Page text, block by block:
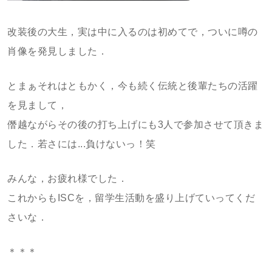
改装後の大生，実は中に入るのは初めてで，ついに噂の
肖像を発見しました．
とまぁそれはともかく，今も続く伝統と後輩たちの活躍
を見まして，
僭越ながらその後の打ち上げにも3人で参加させて頂きま
した．若さには...負けないっ！笑
みんな，お疲れ様でした．
これからもISCを，留学生活動を盛り上げていってくだ
さいな．
＊＊＊